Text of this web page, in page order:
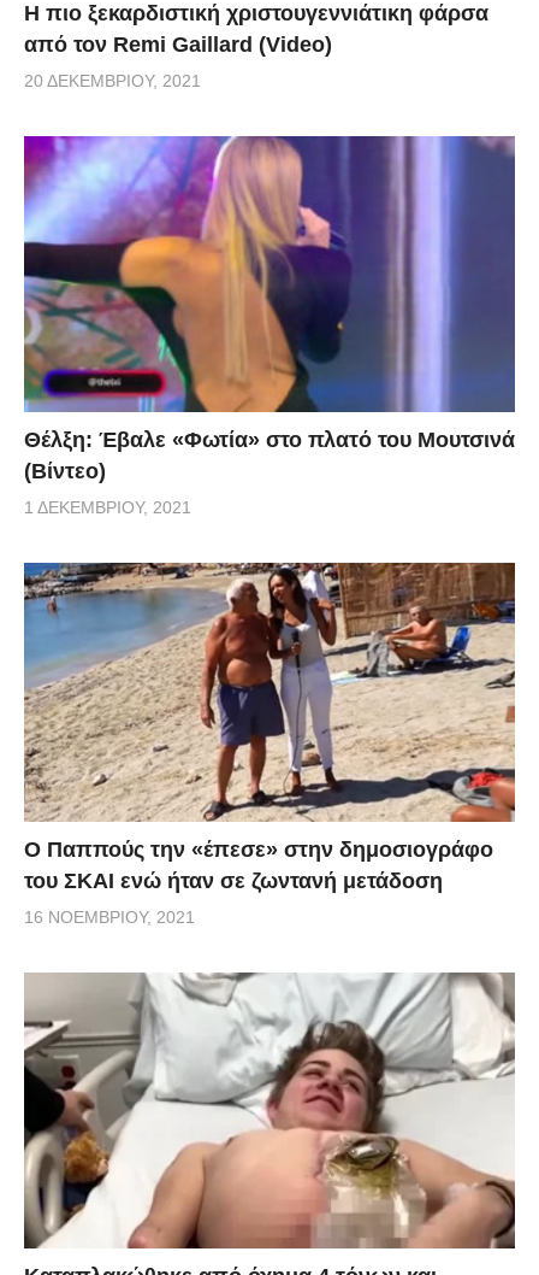
Η πιο ξεκαρδιστική χριστουγεννιάτικη φάρσα
από τον Remi Gaillard (Video)
20 ΔΕΚΕΜΒΡΊΟΥ, 2021
Θέλξη: Έβαλε «Φωτία» στο πλατό του Μουτσινά
(Βίντεο)
1 ΔΕΚΕΜΒΡΊΟΥ, 2021
Ο Παππούς την «έπεσε» στην δημοσιογράφο
του ΣΚΑΙ ενώ ήταν σε ζωντανή μετάδοση
16 ΝΟΕΜΒΡΊΟΥ, 2021